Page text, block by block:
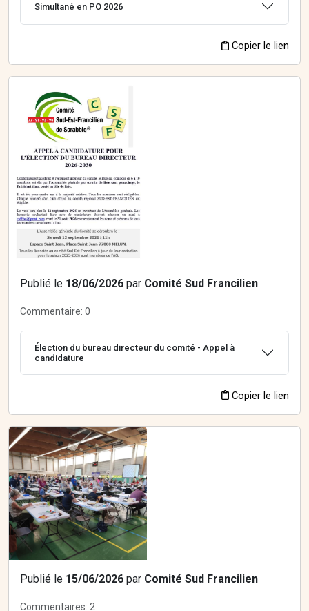
Simultané en PO 2026
Copier le lien
Publié le 18/06/2026 par Comité Sud Francilien
Commentaire: 0
Élection du bureau directeur du comité - Appel à
candidature
Copier le lien
Publié le 15/06/2026 par Comité Sud Francilien
Commentaires: 2